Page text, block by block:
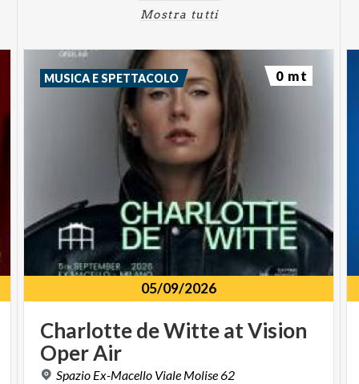
Mostra tutti
05/09/2026
CharlottedeWitteatVision
OperAir
Spazio Ex-Macello Viale Molise62
MUSICA E SPETTACOLO 0 mt